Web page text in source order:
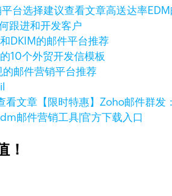
查看文章高送达率
跟进和开发客户
DKIM的邮件平台推荐
10个外贸开发信模板
的邮件营销平台推荐
看文章 【限时特惠】Zoho邮件群发
邮件营销工具|官方下载入口
！